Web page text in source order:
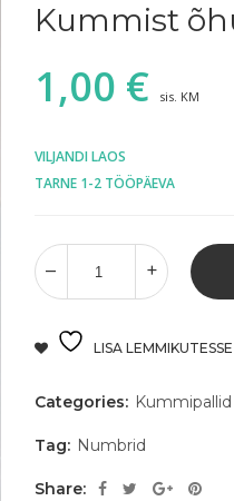
Kummist
1,00 € sis. KM
VILJANDI LAOS
TARNE 1-2 TÖÖPÄEVA
LISA LEMMIKUTESSE
Categories: Kummipallid
Tag: Numbrid
Share: